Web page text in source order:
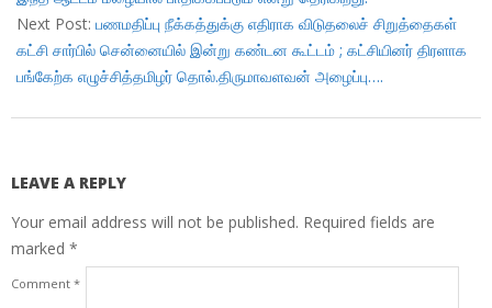
Next Post: பணமதிப்பு நீக்கத்துக்கு எதிராக விடுதலைச் சிறுத்தைகள்
கட்சி சார்பில் சென்னையில் இன்று கண்டன கூட்டம் ; கட்சியினர் திரளாக
பங்கேற்க எழுச்சித்தமிழர் தொல்.திருமாவளவன் அழைப்பு….
LEAVE A REPLY
Your email address will not be published. Required fields are
marked *
Comment *